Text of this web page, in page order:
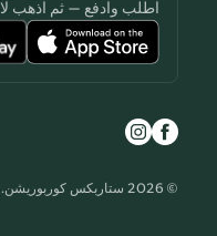
اطلب وادفع — ثم اذهب
© 2026 ستاربكس كوربوريشن.